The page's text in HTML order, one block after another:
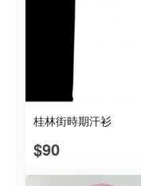
桂林街時期汗衫
$90